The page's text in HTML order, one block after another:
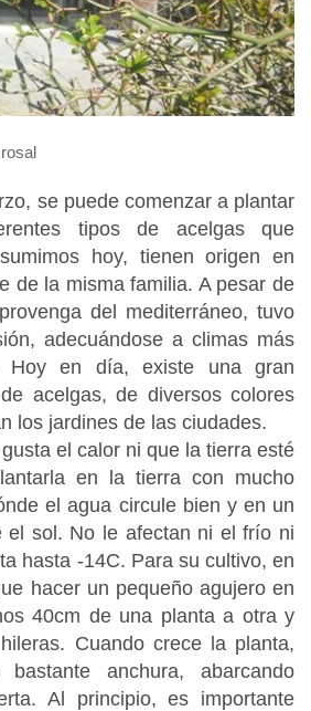
se puede comenzar a plantar
tipos de acelgas que
hoy, tienen origen en
de la misma familia. A pesar de
del mediterráneo, tuvo
adecuándose a climas más
Hoy en día, existe una gran
acelgas, de diversos colores
los jardines de las ciudades.
el calor ni que la tierra esté
en la tierra con mucho
el agua circule bien y en un
el sol. No le afectan ni el frío ni
hasta -14C. Para su cultivo, en
hacer un pequeño agujero en
40cm de una planta a otra y
Cuando crece la planta,
anchura, abarcando
Al principio, es importante